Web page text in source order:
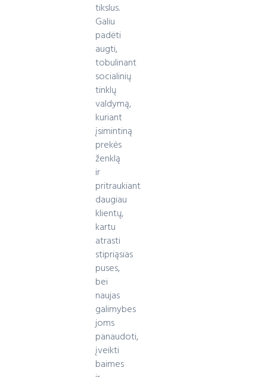
tikslus.
Galiu
padėti
augti,
tobulinant
socialinių
tinklų
valdymą,
kuriant
įsimintiną
prekės
ženklą
ir
pritraukiant
daugiau
klientų,
kartu
atrasti
stipriąsias
puses,
bei
naujas
galimybes
joms
panaudoti,
įveikti
baimes